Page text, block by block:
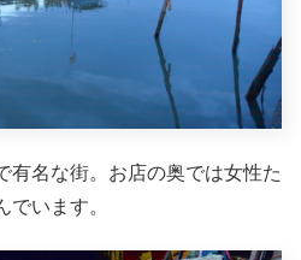
有名な街。お店の奥では女性た
います。